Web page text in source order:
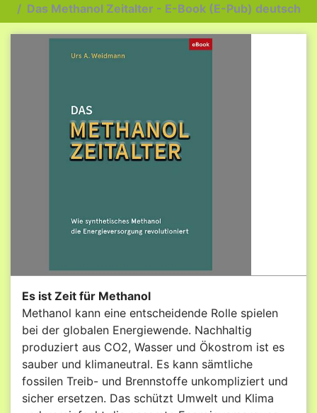
Das Methanol Zeitalter - E-Book (E-Pub) deutsch
Es ist Zeit für Methanol
Methanol kann eine entscheidende Rolle spielen
bei der globalen Energiewende. Nachhaltig
produziert aus CO2, Wasser und Ökostrom ist es
sauber und klimaneutral. Es kann sämtliche
fossilen Treib- und Brennstoffe unkompliziert und
sicher ersetzen. Das schützt Umwelt und Klima